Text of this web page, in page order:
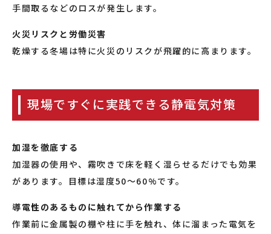
手間取るなどのロスが発生します。
火災リスクと労働災害
乾燥する冬場は特に火災のリスクが飛躍的に高まります。
現場ですぐに実践できる静電気対策
加湿を徹底する
加湿器の使用や、霧吹きで床を軽く湿らせるだけでも効果
があります。目標は湿度50〜60%です。
導電性のあるものに触れてから作業する
作業前に金属製の棚や柱に手を触れ、体に溜まった電気を